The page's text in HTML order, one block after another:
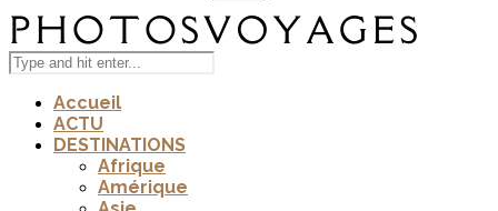
Accueil
ACTU
DESTINATIONS
Afrique
Amérique